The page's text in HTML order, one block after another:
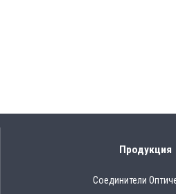
Продукция
Соединители